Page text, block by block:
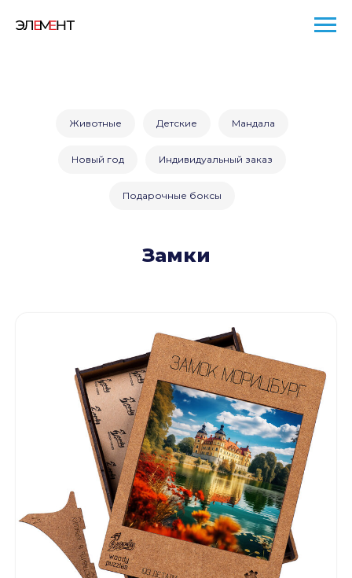
Животные Детские Мандала
Новый год Индивидуальный заказ
Подарочные боксы
Замки